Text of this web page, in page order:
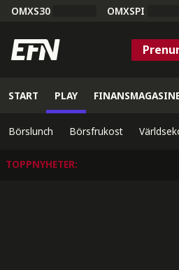
OMXS30 OMXSPI
START PLAY
Börslunch Börsfrukost
TOPPNYHETER: